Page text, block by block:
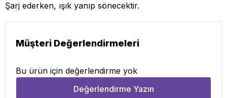
Şarj ederken, ışık yanıp sönecektir.
Müşteri Değerlendirmeleri
Bu ürün için değerlendirme yok
Değerlendirme Yazın